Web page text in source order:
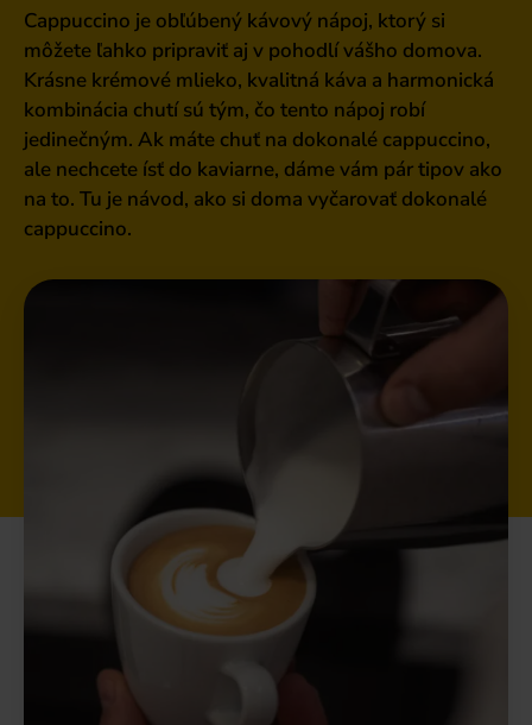
Cappuccino je obľúbený kávový nápoj, ktorý si
môžete ľahko pripraviť aj v pohodlí vášho domova.
Krásne krémové mlieko, kvalitná káva a harmonická
kombinácia chutí sú tým, čo tento nápoj robí
jedinečným. Ak máte chuť na dokonalé cappuccino,
ale nechcete ísť do kaviarne, dáme vám pár tipov ako
na to. Tu je návod, ako si doma vyčarovať dokonalé
cappuccino.